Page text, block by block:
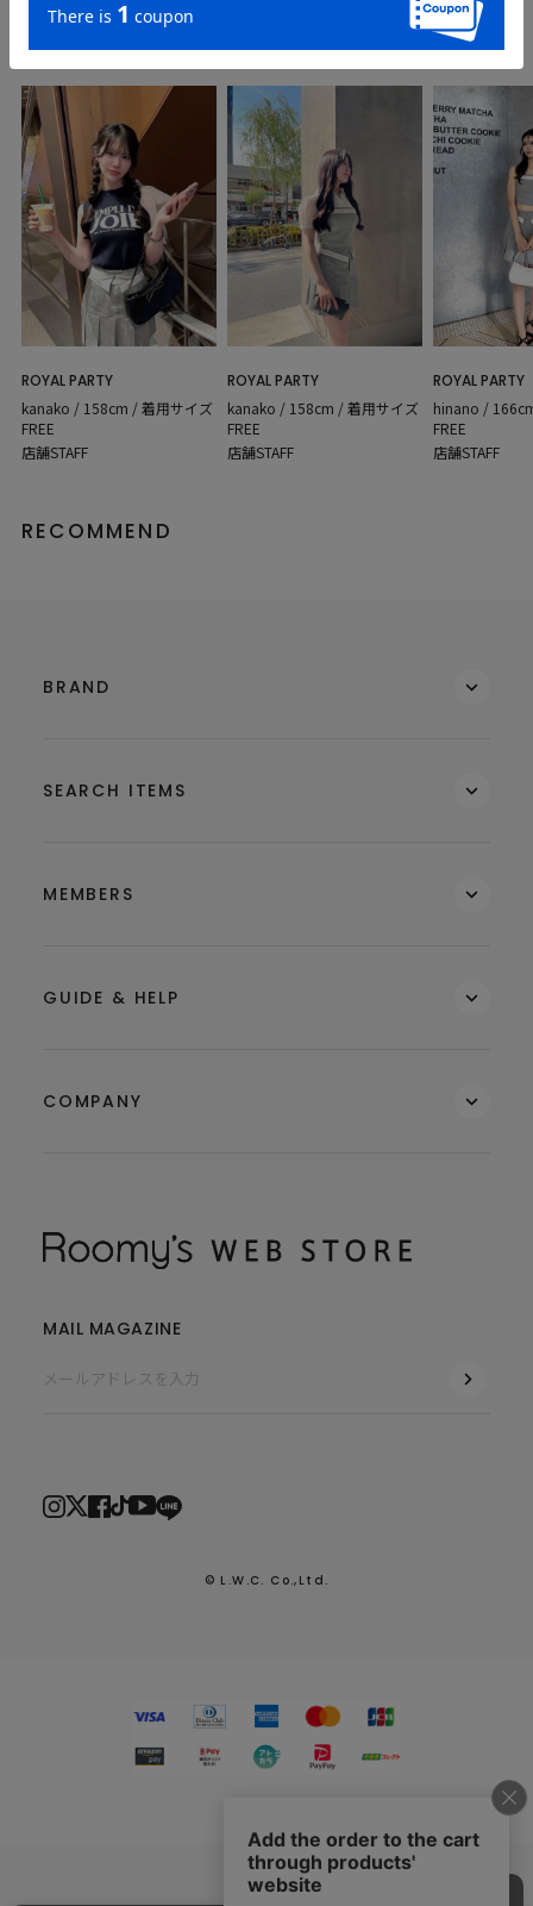
COORDINATE Instagram Post
ROYAL PARTY
kanako / 158cm / 着用サイズ
FREE
店舗STAFF
ROYAL PARTY
kanako / 158cm / 着用サイズ
FREE
店舗STAFF
ROYAL PARTY
hinano /
FREE
店舗STAFF
RECOMMEND
BRAND
SEARCH ITEMS
MEMBERS
GUIDE & HELP
COMPANY
MAIL MAGAZINE
© L.W.C. Co.,Ltd.